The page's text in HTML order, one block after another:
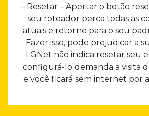
– Resetar – Apertar o botão
seu roteador perca todas as
atuais e retorne para o seu
Fazer isso, pode prejudicar a
LGNet não indica resetar seu
configurá-lo demanda a visita
e você ficará sem internet por